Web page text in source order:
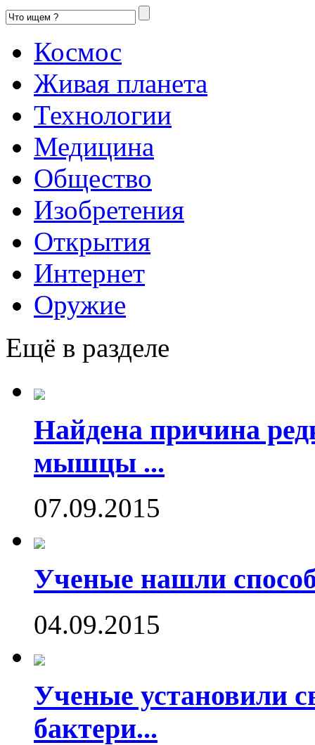
Космос
Живая планета
Технологии
Медицина
Общество
Изобретения
Открытия
Интернет
Оружие
Ещё в разделе
Найдена причина
мышцы ...
07.09.2015
Ученые нашли
04.09.2015
Ученые установили
бактери...